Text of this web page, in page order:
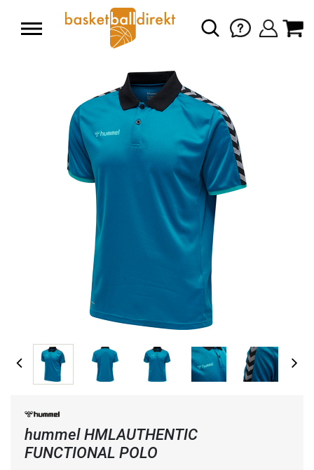
hummel HMLAUTHENTIC
FUNCTIONAL POLO